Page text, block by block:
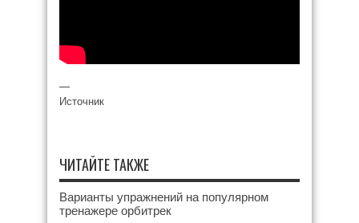
—
Источник
ЧИТАЙТЕ ТАКЖЕ
Варианты упражнений на популярном
тренажере орбитрек